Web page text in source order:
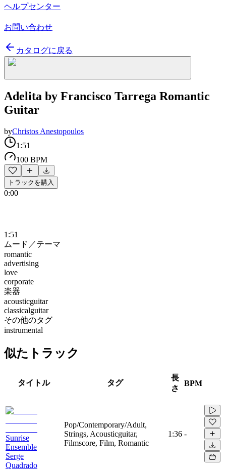
ヘルプセンター
お問い合わせ
カタログに戻る
Adelita by Francisco Tarrega Romantic
Guitar
byChristos Anestopoulos
1:51
100 BPM
トラックを購入
0:00
1:51
ムード／テーマ
romantic
advertising
love
corporate
楽器
acousticguitar
classicalguitar
その他のタグ
instrumental
似たトラック
タイトル タグ
長
さ
BPM
Sunrise
Ensemble
Serge
Quadrado
Pop/Contemporary/Adult,
Strings, Acousticguitar,
Filmscore, Film, Romantic
1:36 -